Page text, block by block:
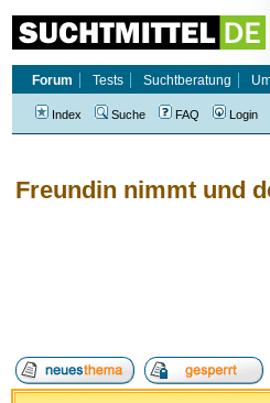
Freundin nimmt und
Forum
Tests Suchtberatung
Index Suche FAQ Login